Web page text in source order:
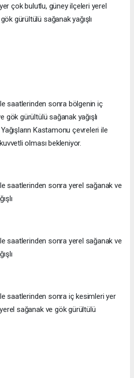
çok bulutlu, güney ilçeleri yerel
gürültülü sağanak yağışlı
saatlerinden sonra bölgenin iç
gök gürültülü sağanak yağışlı
Kastamonu çevreleri ile
olması bekleniyor.
saatlerinden sonra yerel sağanak ve
saatlerinden sonra yerel sağanak ve
saatlerinden sonra iç kesimleri yer
sağanak ve gök gürültülü